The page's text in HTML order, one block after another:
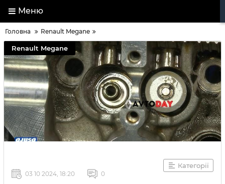
Меню
Головна Renault Megane
Renault Megane
Категорії
03 10 2024, 18:20 0